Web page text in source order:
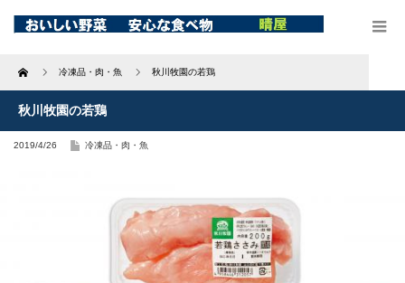
Home 冷凍品・肉・魚 秋川牧園の若鶏
秋川牧園の若鶏
2019/4/26 冷凍品・肉・魚